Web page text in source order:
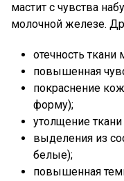
мастит с чувства
молочной железе.
отечность
повышенная
покраснение
форму);
утолщение
выделения из
белые);
повышенная